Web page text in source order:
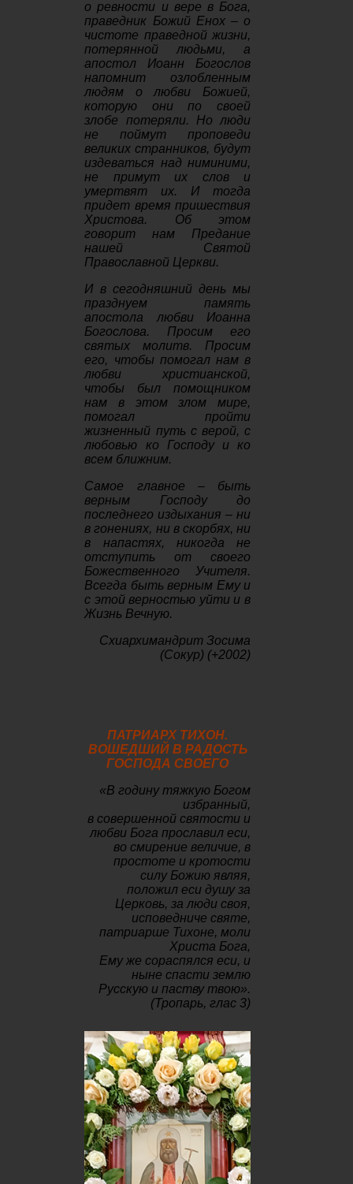
о ревности и вере в Бога,
праведник Божий Енох – о
чистоте праведной жизни,
потерянной людьми, а
апостол Иоанн Богослов
напомнит озлобленным
людям о любви Божией,
которую они по своей
злобе потеряли. Но люди
не поймут проповеди
великих странников, будут
издеваться над ниминими,
не примут их слов и
умертвят их. И тогда
придет время пришествия
Христова. Об этом
говорит нам Предание
нашей Святой
Православной Церкви.
И в сегодняшний день мы
празднуем память
апостола любви Иоанна
Богослова. Просим его
святых молитв. Просим
его, чтобы помогал нам в
любви христианской,
чтобы был помощником
нам в этом злом мире,
помогал пройти
жизненный путь с верой, с
любовью ко Господу и ко
всем ближним.
Самое главное – быть
верным Господу до
последнего издыхания – ни
в гонениях, ни в скорбях, ни
в напастях, никогда не
отступить от своего
Божественного Учителя.
Всегда быть верным Ему и
с этой верностью уйти и в
Жизнь Вечную.
Схиархимандрит Зосима
(Сокур) (+2002)
ПАТРИАРХ ТИХОН.
ВОШЕДШИЙ В РАДОСТЬ
ГОСПОДА СВОЕГО
«В годину тяжкую Богом
избранный,
в совершенной святости и
любви Бога прославил еси,
во смирение величие, в
простоте и кротости
силу Божию являя,
положил еси душу за
Церковь, за люди своя,
исповедниче святе,
патриарше Тихоне, моли
Христа Бога,
Ему же сораспялся еси, и
ныне спасти землю
Русскую и паству твою».
(Тропарь, глас 3)